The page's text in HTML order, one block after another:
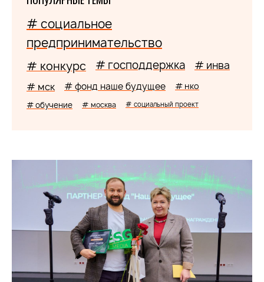
# социальное
предпринимательство
# конкурс # господдержка # инва
# мск # фонд наше будущее # нко
# обучение # москва # социальный проект